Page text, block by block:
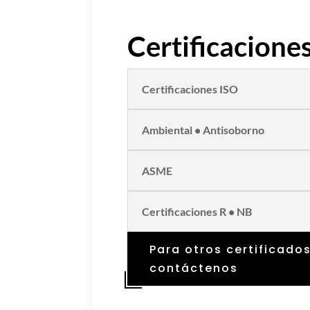
Certificaciones ISO
Ambiental • Antisoborno
ASME
Certificaciones R • NB
Para otros
contáctenos